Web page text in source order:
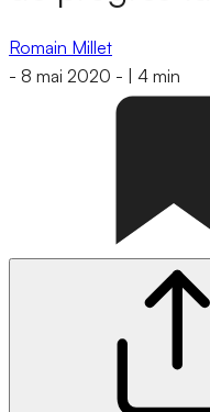
Romain Millet
- 8 mai 2020 - 4 min